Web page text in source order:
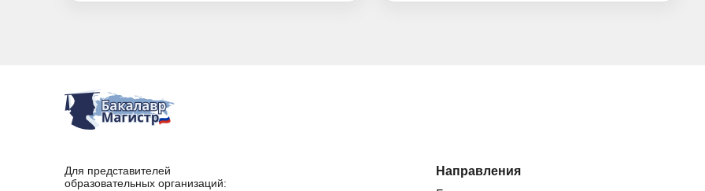
Для представителей
образовательных организаций:
Направления